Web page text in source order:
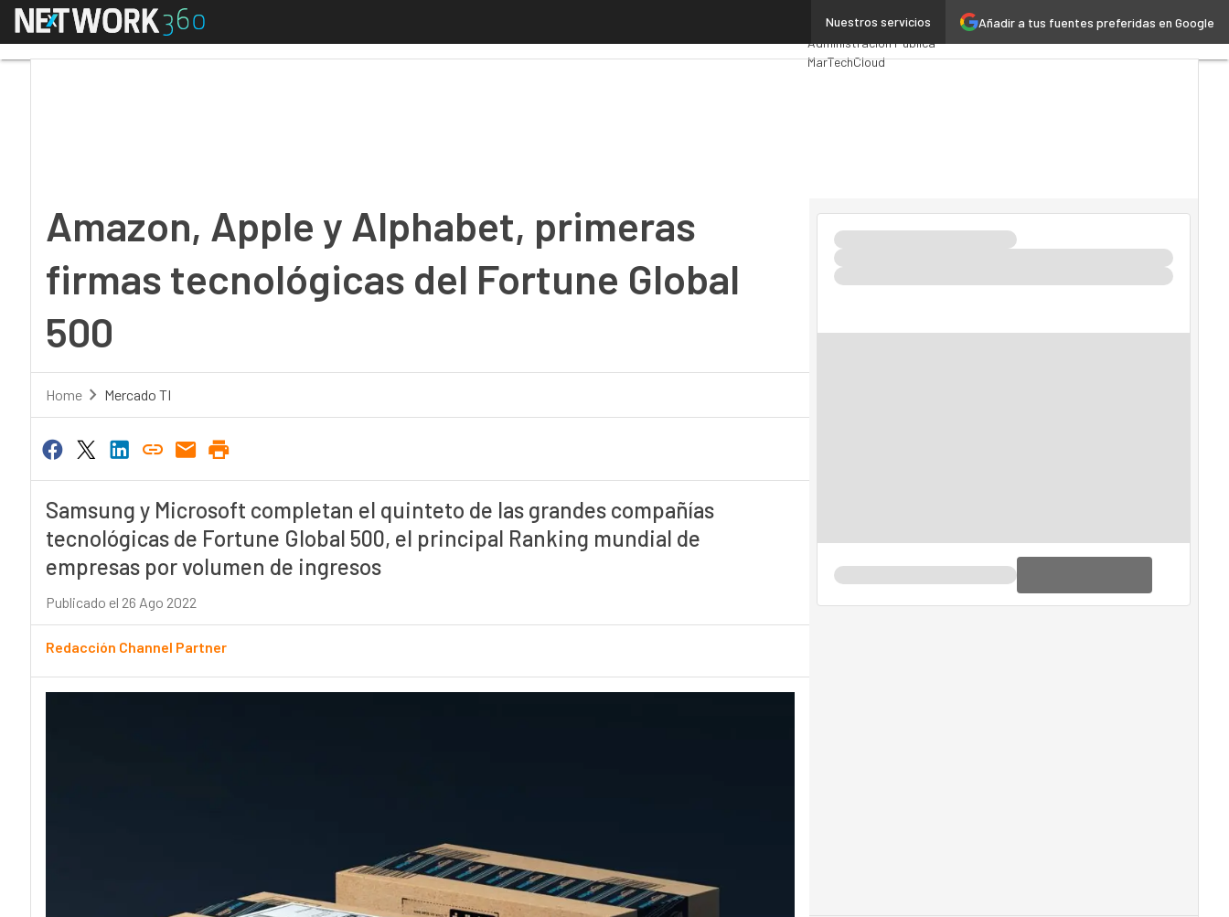
Añadir a tus fuentes preferidas en Google
Nuestros servicios
Menú Premios ComputingAnalytics
Administración Pública
MarTechCloud
Amazon, Apple y Alphabet, primeras
firmas tecnológicas del Fortune Global
500
Home Mercado TI
Samsung y Microsoft completan el quinteto de las grandes compañías
tecnológicas de Fortune Global 500, el principal Ranking mundial de
empresas por volumen de ingresos
Publicado el 26 Ago 2022
Redacción Channel Partner